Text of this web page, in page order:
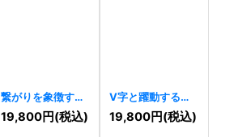
繋がりを象徴する
人型ロゴ [10417]
19,800円(税込)
V字と躍動する軌
道の情熱ロゴ
10411 ]
19,800円(税込)